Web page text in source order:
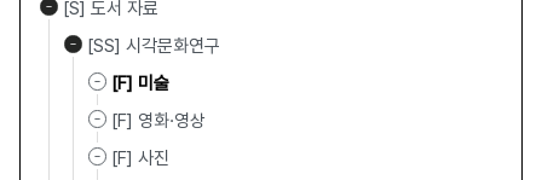
[S] 도서 자료
[SS] 시각문화연구
[F] 미술
[F] 영화·영상
[F] 사진